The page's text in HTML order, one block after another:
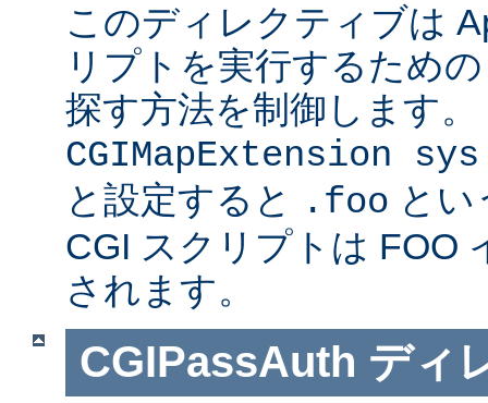
このディレクティブは
リプトを実行するため
探す方法を制御します
CGIMapExtension
と設定すると
.foo と
CGI スクリプトは FOO
されます。
CGIPassAuth ディ